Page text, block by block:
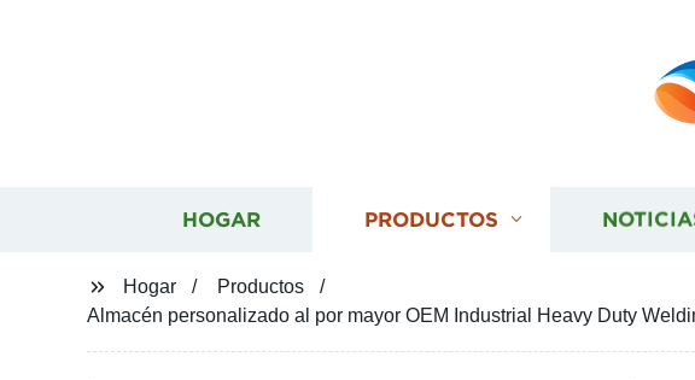
HOGAR PRODUCTOS
Hogar
Productos
Almacén personalizado al por mayor OEM Industrial Heavy Duty